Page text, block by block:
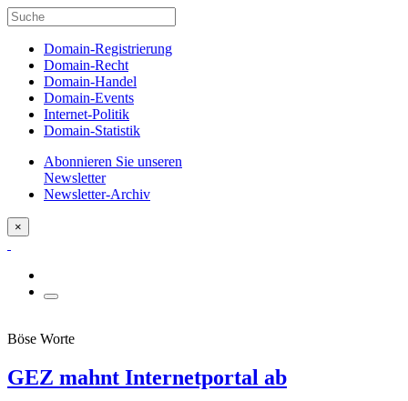
Domain-Registrierung
Domain-Recht
Domain-Handel
Domain-Events
Internet-Politik
Domain-Statistik
Abonnieren Sie unseren
Newsletter
Newsletter-Archiv
×
Böse Worte
GEZ mahnt Internetportal ab